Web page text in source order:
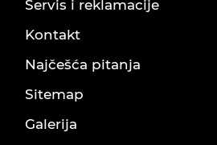
Servis i reklamacije
Kontakt
Najčešća pitanja
Sitemap
Galerija